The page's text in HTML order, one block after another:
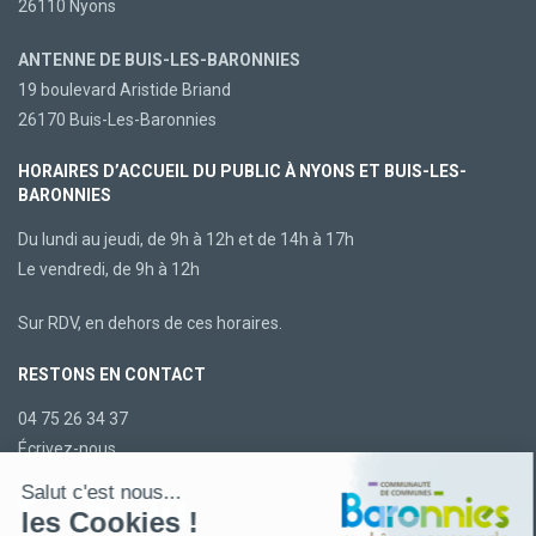
26110 Nyons
ANTENNE DE BUIS-LES-BARONNIES
19 boulevard Aristide Briand
26170 Buis-Les-Baronnies
HORAIRES D’ACCUEIL DU PUBLIC À NYONS ET BUIS-LES-
BARONNIES
Du lundi au jeudi, de 9h à 12h et de 14h à 17h
Le vendredi, de 9h à 12h
Sur RDV, en dehors de ces horaires.
RESTONS EN CONTACT
04 75 26 34 37
Écrivez-nous